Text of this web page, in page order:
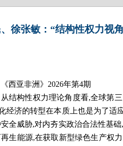
徐张敏：“结构性权力视
《西亚非洲》2026年第4期
从结构性权力理论角度看,全球第
经济的转型在本质上也是为了适
全威胁,对内夯实政治合法性基
生能源,在获取新型绿色生产权